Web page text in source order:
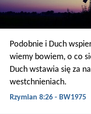
Podobnie i Duch
wiemy bowiem, o co
Duch wstawia się za
westchnieniach.
Rzymian 8:26 - BW1975